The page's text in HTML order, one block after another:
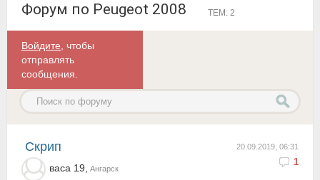
Форум по Peugeot 2008 ТЕМ: 2
Войдите , чтобы
отправлять
сообщения.
20.09.2019, 06:31
1
Скрип
васа 19, Ангарск